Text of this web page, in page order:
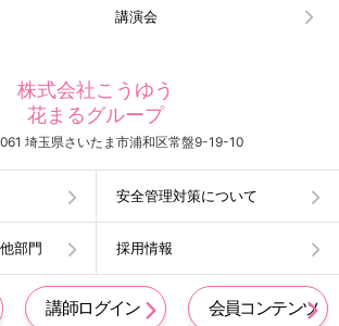
講演会
株式会社こうゆう
花まるグループ
埼玉県さいたま市浦和区常盤9-19-10
安全管理対策について
部門 採用情報
講師ログイン 会員コンテンツ